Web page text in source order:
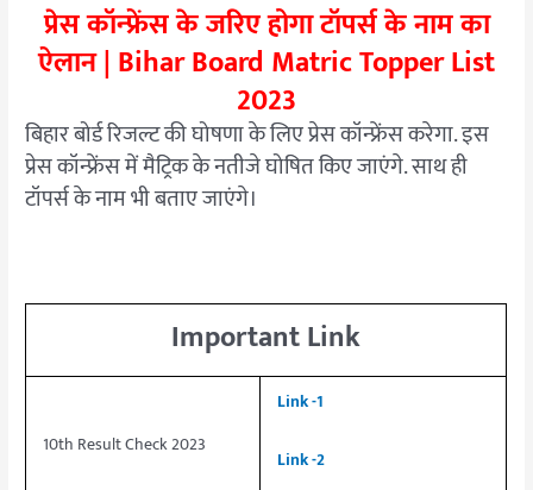
प्रेस कॉन्फ्रेंस के जरिए होगा टॉपर्स के नाम का
ऐलान | Bihar Board Matric Topper List
2023
बिहार बोर्ड रिजल्ट की घोषणा के लिए प्रेस कॉन्फ्रेंस करेगा. इस
प्रेस कॉन्फ्रेंस में मैट्रिक के नतीजे घोषित किए जाएंगे. साथ ही
टॉपर्स के नाम भी बताए जाएंगे।
Important Link
10th Result Check 2023
Link -1
Link -2